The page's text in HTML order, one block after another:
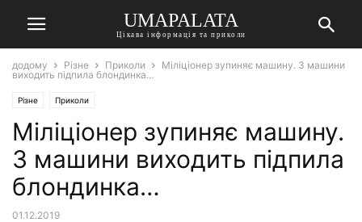
UMAPALATA
Цікава інформація та приколи
додому Різне Приколи
Міліціонер зупиняє машину. З машини
виходить підпила блондинка…
Різне Приколи
Міліціонер зупиняє машину.
З машини виходить підпила
блондинка…
01.12.2019